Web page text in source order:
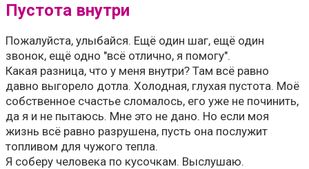
Пустота внутри
Пожалуйста, улыбайся. Ещё один шаг, ещё один
звонок, ещё одно "всё отлично, я помогу".
Какая разница, что у меня внутри? Там всё равно
давно выгорело дотла. Холодная, глухая пустота. Моё
собственное счастье сломалось, его уже не починить,
да я и не пытаюсь. Мне это не дано. Но если моя
жизнь всё равно разрушена, пусть она послужит
топливом для чужого тепла.
Я соберу человека по кусочкам. Выслушаю.